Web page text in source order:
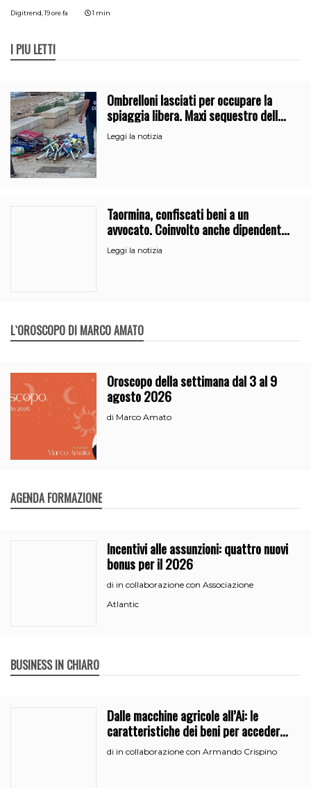
Digitrend,19 ore fa 1 min
I PIÙ LETTI
Ombrelloni lasciati per occupare la
spiaggia libera. Maxi sequestro della
Guardia Costiera
Leggi la notizia
Taormina, confiscati beni a un
avvocato. Coinvolto anche dipendente
del Comune
Leggi la notizia
L`OROSCOPO DI MARCO AMATO
Oroscopo della settimana dal 3 al 9
agosto 2026
di Marco Amato
AGENDA FORMAZIONE
Incentivi alle assunzioni: quattro nuovi
bonus per il 2026
di in collaborazione con Associazione
Atlantic
BUSINESS IN CHIARO
Dalle macchine agricole all’Ai: le
caratteristiche dei beni per accedere
all’iperammortamento
di in collaborazione con Armando Crispino